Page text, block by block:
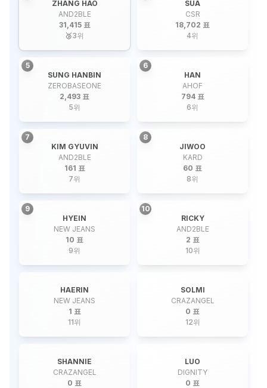
ZHANG HAO
AND2BLE
31,415 표
🥉3위
SUA
CSR
18,702 표
4위
5
SUNG HANBIN
ZEROBASEONE
2,493 표
5위
6
HAN
AHOF
794 표
6위
7
KIM GYUVIN
AND2BLE
161 표
7위
8
JIWOO
KARD
60 표
8위
9
HYEIN
NEW JEANS
10 표
9위
10
RICKY
AND2BLE
2 표
10위
HAERIN
NEW JEANS
1 표
11위
SOLMI
CRAZANGEL
0 표
12위
SHANNIE
CRAZANGEL
0 표
LUO
DIGNITY
0 표